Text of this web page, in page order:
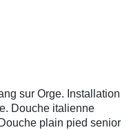
sur Orge. Installation
Douche italienne
plain pied senior